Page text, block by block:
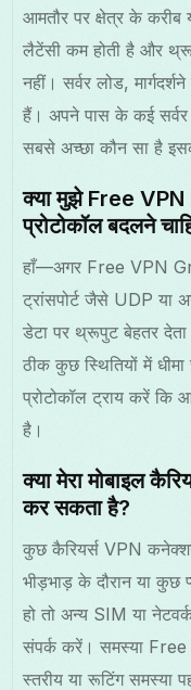
आमतौर पर क्षेत्र के करीब
लैटेंसी कम होती है और
नहीं। सर्वर लोड,
हैं। अपने पास के कई
सबसे अच्छा कौन सा है
क्या मुझे Free VPN
प्रोटोकॉल बदलने
हाँ—अगर Free VPN
ट्रांसपोर्ट जैसे UDP या
डेटा पर थ्रूपुट बेहतर
ठीक कुछ स्थितियों में
प्रोटोकॉल ट्राय करें कि
है।
क्या मेरा मोबाइल
कर सकता है?
कुछ कैरियर्स VPN
भीड़भाड़ के दौरान या कुछ
हो तो अन्य SIM या
संपर्क करें। समस्या Free
स्तरीय या रूटिंग समस्या